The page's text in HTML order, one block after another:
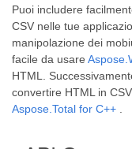
Puoi includere
CSV nelle tue
manipolazione dei
facile da usare
HTML.
convertire HTML in
Aspose.Total for C++